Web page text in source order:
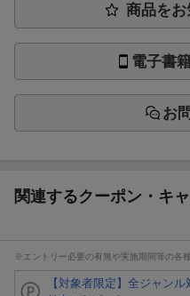
商品を
電子書
お
関連するクーポン・キ
※エントリー必要の有無や実施期間等の各
【対象者限定】全ジャン